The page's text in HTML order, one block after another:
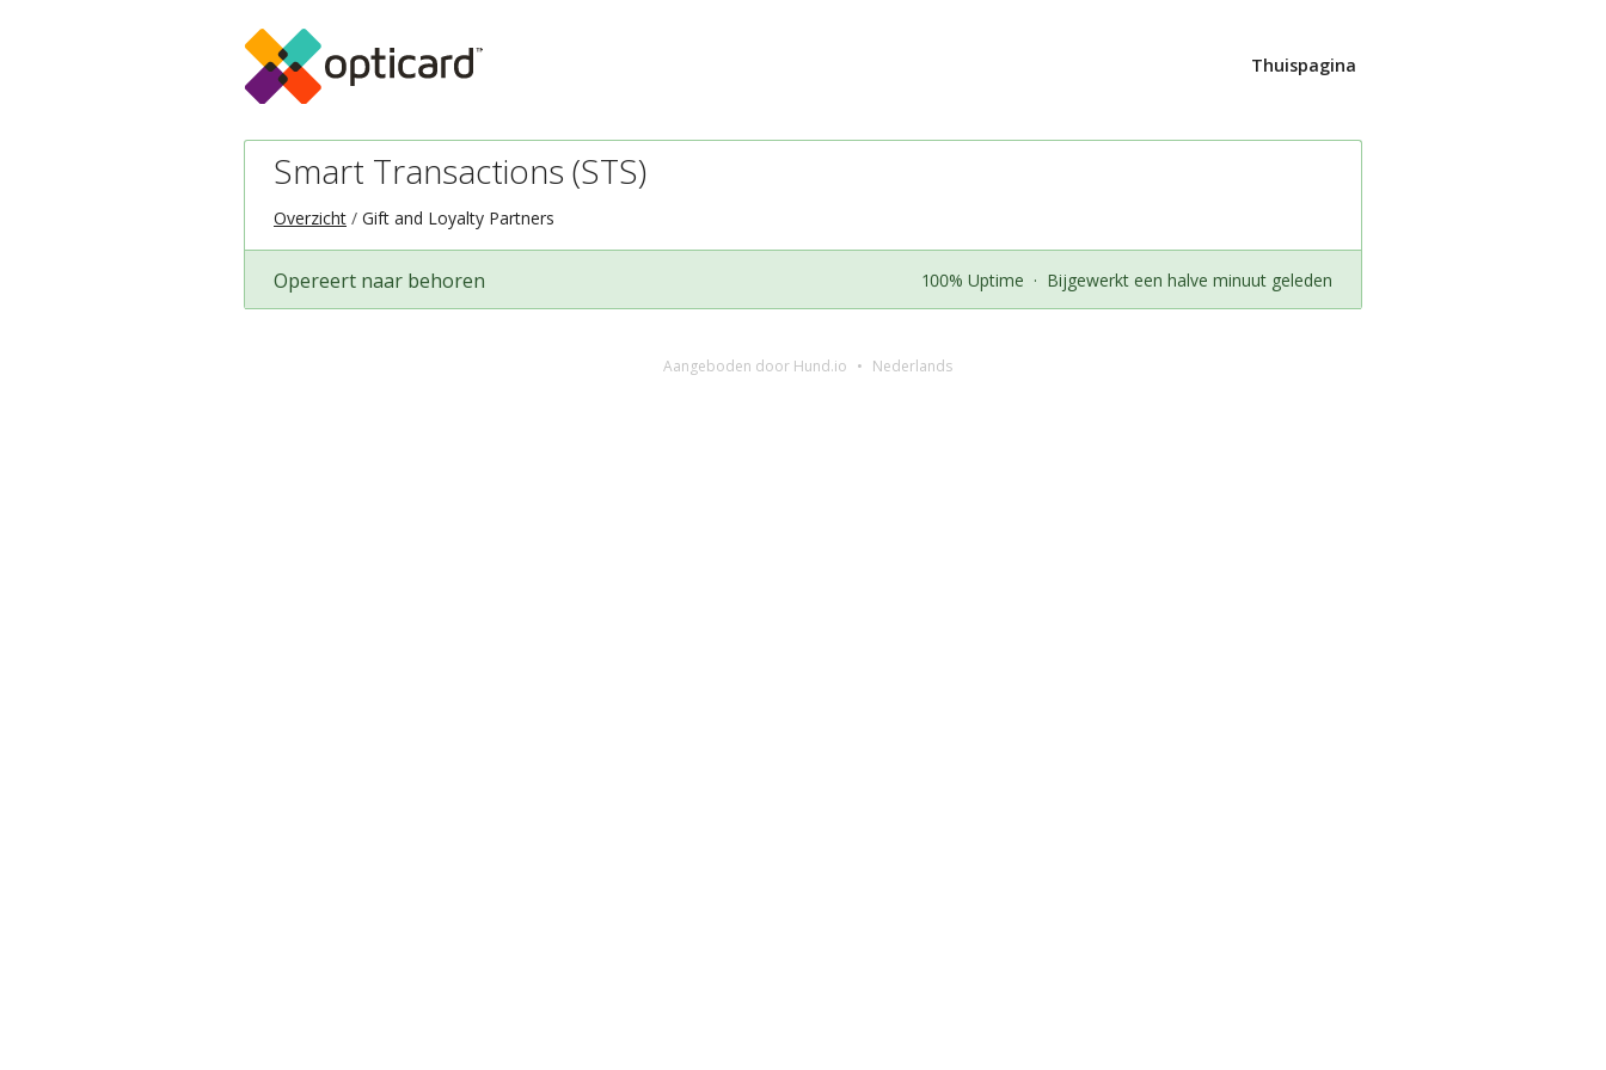
Thuispagina
Smart Transactions (STS)
Overzicht Gift and Loyalty Partners
Opereert naar behoren 100% Uptime · Bijgewerkt een halve minuut geleden
Aangeboden door Hund.io Nederlands